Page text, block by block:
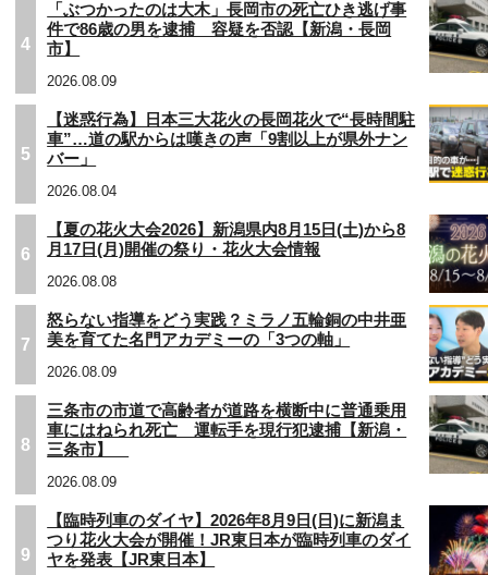
4
「ぶつかったのは大木」長岡市の死亡ひき逃げ事
件で86歳の男を逮捕 容疑を否認【新潟・長岡
市】
2026.08.09
5
【迷惑行為】日本三大花火の長岡花火で“長時間駐
車”…道の駅からは嘆きの声「9割以上が県外ナン
バー」
2026.08.04
6
【夏の花火大会2026】新潟県内8月15日(土)から8
月17日(月)開催の祭り・花火大会情報
2026.08.08
7
怒らない指導をどう実践？ミラノ五輪銅の中井亜
美を育てた名門アカデミーの「3つの軸」
2026.08.09
8
三条市の市道で高齢者が道路を横断中に普通乗用
車にはねられ死亡 運転手を現行犯逮捕【新潟・
三条市】
2026.08.09
9
【臨時列車のダイヤ】2026年8月9日(日)に新潟ま
つり花火大会が開催！JR東日本が臨時列車のダイ
ヤを発表【JR東日本】